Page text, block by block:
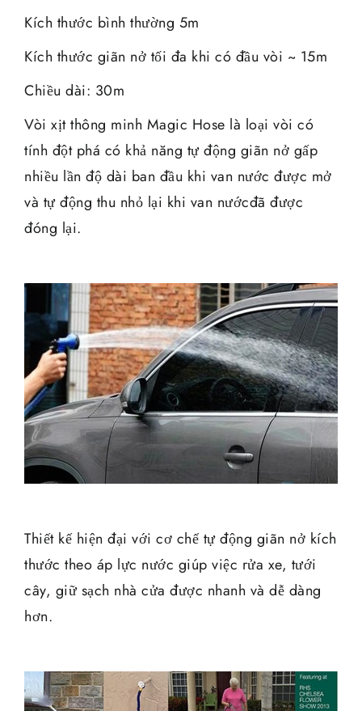
Kích thước bình thường 5m
Kích thước giãn nở tối đa khi có đầu vòi ~ 15m
Chiều dài: 30m
Vòi xịt thông minh Magic Hose là loại vòi có
tính đột phá có khả năng tự động giãn nở gấp
nhiều lần độ dài ban đầu khi van nước được mở
và tự động thu nhỏ lại khi van nướcđã được
đóng lại.
Thiết kế hiện đại với cơ chế tự động giãn nở kích
thước theo áp lực nước giúp việc rửa xe, tưới
cây, giữ sạch nhà cửa được nhanh và dễ dàng
hơn.